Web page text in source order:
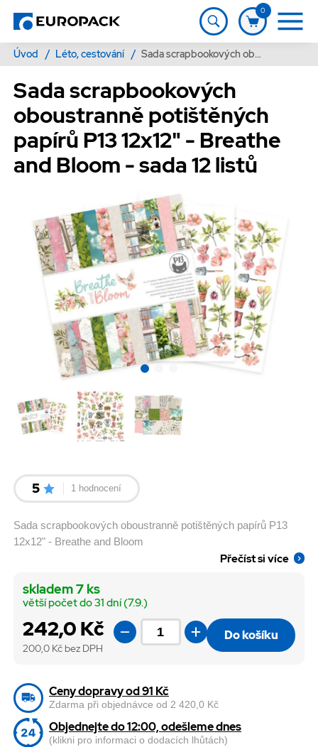
0
Úvod / Léto, cestování / Sada scrapbookových oboustranně potištěných papírů P13 12x12" - Breathe and Bloom - sada 12 listů
Sada scrapbookových
oboustranně potištěných
papírů P13 12x12" - Breathe
and Bloom - sada 12 listů
5 1 hodnocení
Sada scrapbookových oboustranně potištěných papírů P13
12x12" - Breathe and Bloom
Přečíst si více
242,0 Kč
200,0 Kč bez DPH
skladem 7 ks
větší počet do 31 dní (7.9.)
Do košíku
Ceny dopravy od 91 Kč
Zdarma při objednávce od 2 420,0 Kč
Objednejte do 12:00, odešleme dnes
(klikni pro informaci o dodacích lhůtách)